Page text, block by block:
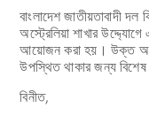
বাংলাদেশ জাতীয়তাবাদী দল
অস্ট্রেলিয়া শাখার
আয়োজন করা হয়। উক্ত
উপস্থিত থাকার জন্য
বিনীত,